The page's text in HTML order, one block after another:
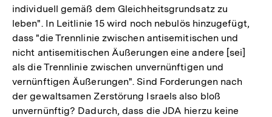
individuell gemäß dem Gleichheitsgrundsatz zu
leben". In Leitlinie 15 wird noch nebulös hinzugefügt,
dass "die Trennlinie zwischen antisemitischen und
nicht antisemitischen Äußerungen eine andere [sei]
als die Trennlinie zwischen unvernünftigen und
vernünftigen Äußerungen". Sind Forderungen nach
der gewaltsamen Zerstörung Israels also bloß
unvernünftig? Dadurch, dass die JDA hierzu keine